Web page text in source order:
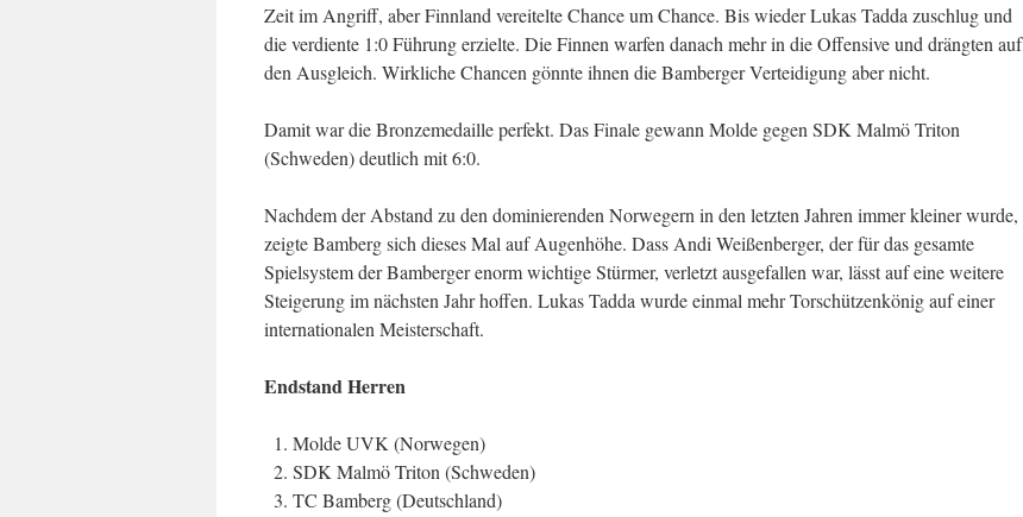
Zeit im Angriff, aber Finnland vereitelte Chance um Chance. Bis wieder Lukas Tadda zuschlug und
die verdiente 1:0 Führung erzielte. Die Finnen warfen danach mehr in die Offensive und drängten auf
den Ausgleich. Wirkliche Chancen gönnte ihnen die Bamberger Verteidigung aber nicht.
Damit war die Bronzemedaille perfekt. Das Finale gewann Molde gegen SDK Malmö Triton
(Schweden) deutlich mit 6:0.
Nachdem der Abstand zu den dominierenden Norwegern in den letzten Jahren immer kleiner wurde,
zeigte Bamberg sich dieses Mal auf Augenhöhe. Dass Andi Weißenberger, der für das gesamte
Spielsystem der Bamberger enorm wichtige Stürmer, verletzt ausgefallen war, lässt auf eine weitere
Steigerung im nächsten Jahr hoffen. Lukas Tadda wurde einmal mehr Torschützenkönig auf einer
internationalen Meisterschaft.
Endstand Herren
Molde UVK (Norwegen)
SDK Malmö Triton (Schweden)
TC Bamberg (Deutschland)